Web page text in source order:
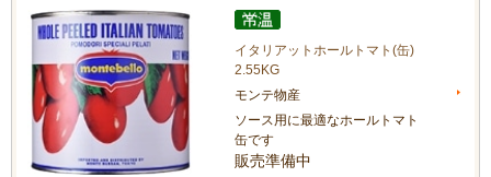
イタリアットホールトマト(缶)
2.55KG
モンテ物産
ソース用に最適なホールトマト
缶です
販売準備中